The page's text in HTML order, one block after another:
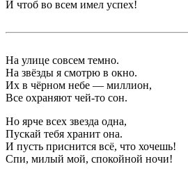
И чтоб во всем имел успех!
На улице совсем темно.
На звёзды я смотрю в окно.
Их в чёрном небе — миллион,
Все охраняют чей-то сон.
Но ярче всех звезда одна,
Пускай тебя хранит она.
И пусть приснится всё, что хочешь!
Спи, милый мой, спокойной ночи!